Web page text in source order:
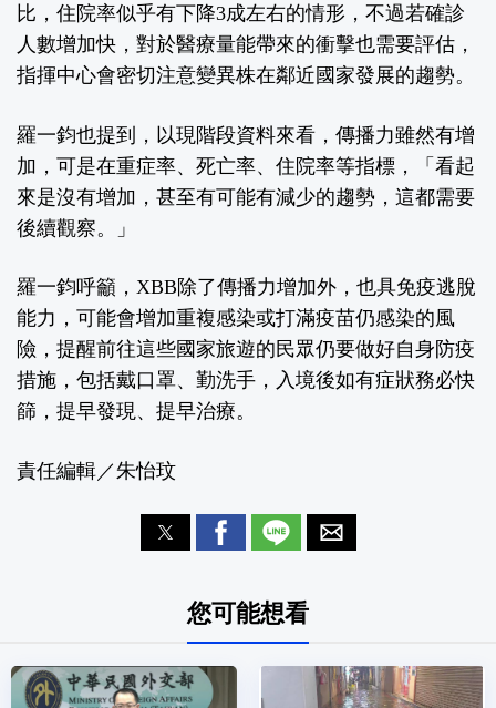
比，住院率似乎有下降3成左右的情形，不過若確診
人數增加快，對於醫療量能帶來的衝擊也需要評估，
指揮中心會密切注意變異株在鄰近國家發展的趨勢。
羅一鈞也提到，以現階段資料來看，傳播力雖然有增
加，可是在重症率、死亡率、住院率等指標，「看起
來是沒有增加，甚至有可能有減少的趨勢，這都需要
後續觀察。」
羅一鈞呼籲，XBB除了傳播力增加外，也具免疫逃脫
能力，可能會增加重複感染或打滿疫苗仍感染的風
險，提醒前往這些國家旅遊的民眾仍要做好自身防疫
措施，包括戴口罩、勤洗手，入境後如有症狀務必快
篩，提早發現、提早治療。
責任編輯／朱怡玟
您可能想看